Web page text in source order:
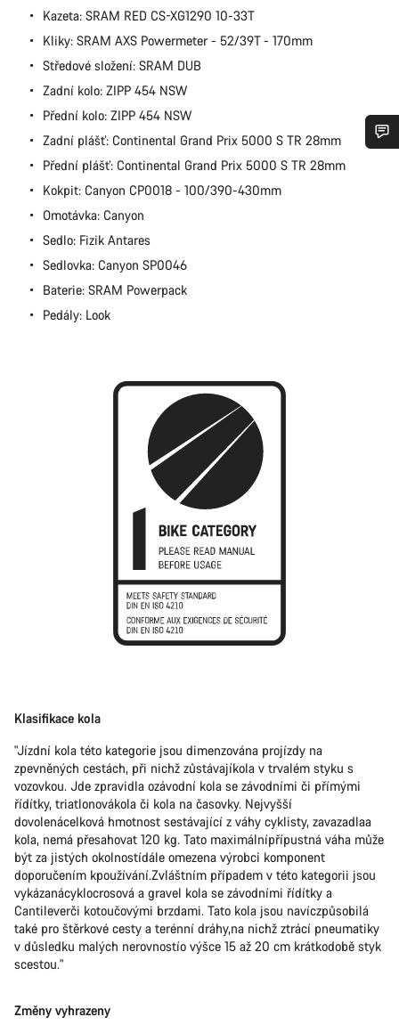
Kazeta: SRAM RED CS-XG1290 10-33T
Kliky: SRAM AXS Powermeter - 52/39T - 170mm
Středové složení: SRAM DUB
Zadní kolo: ZIPP 454 NSW
Přední kolo: ZIPP 454 NSW
Zadní plášť: Continental Grand Prix 5000 S TR 28mm
Přední plášť: Continental Grand Prix 5000 S TR 28mm
Kokpit: Canyon CP0018 - 100/390-430mm
Omotávka: Canyon
Sedlo: Fizik Antares
Sedlovka: Canyon SP0046
Baterie: SRAM Powerpack
Pedály: Look
Klasifikace kola
"Jízdní kola této kategorie jsou dimenzována projízdy na
zpevněných cestách, při nichž zůstávajíkola v trvalém styku s
vozovkou. Jde zpravidla ozávodní kola se závodními či přímými
řídítky, triatlonovákola či kola na časovky. Nejvyšší
dovolenácelková hmotnost sestávající z váhy cyklisty, zavazadlaa
kola, nemá přesahovat 120 kg. Tato maximálnípřípustná váha může
být za jistých okolnostídále omezena výrobci komponent
doporučením kpoužívání.Zvláštním případem v této kategorii jsou
vykázanácyklocrosová a gravel kola se závodními řídítky a
Cantileverči kotoučovými brzdami. Tato kola jsou navíczpůsobilá
také pro štěrkové cesty a terénní dráhy,na nichž ztrácí pneumatiky
v důsledku malých nerovnostío výšce 15 až 20 cm krátkodobě styk
scestou."
Změny vyhrazeny
Potřebujete pomoc?
Naši odborníci podpory zákazníků čekají, aby mohli
Začít chat